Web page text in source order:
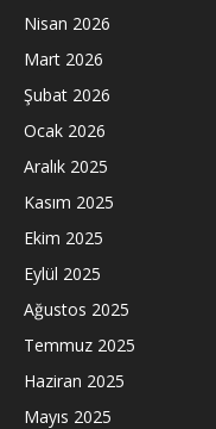
Nisan 2026
Mart 2026
Şubat 2026
Ocak 2026
Aralık 2025
Kasım 2025
Ekim 2025
Eylül 2025
Ağustos 2025
Temmuz 2025
Haziran 2025
Mayıs 2025